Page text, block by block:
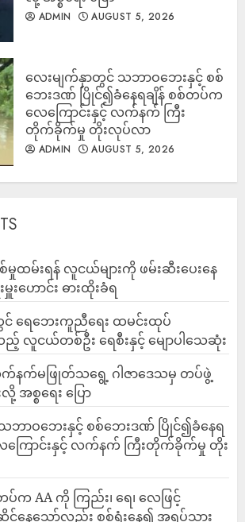
ADMIN AUGUST 5, 2026
‎လေးမျက်နှာတွင် သဘာဝဘေးနှင့် စစ်
ဘေးဒဏ် ပြိုင်၍ခံနေရချိန် စစ်တပ်က
လေကြောင်းနှင့် လက်နက် ကြီး
တိုက်ခိုက်မှု တိုးလုပ်လာ
ADMIN AUGUST 5, 2026
ထမ်းရန် လူငယ်များကို ဖမ်းဆီးပေးနေ
ဟောင်း ဓားထိုးခံရ
င် ရေဘေးကူညီရေး ထမင်းထုပ်
လူငယ်တစ်ဦး ရေစီးနှင့် မျောပါသေဆုံး
နက်မဖြုတ်သရွေ့ ဂါဇာဒေသမှ တပ်ဖွဲ့
စ္စရေး ပြော
ဘာဝဘေးနှင့် စစ်ဘေးဒဏ် ပြိုင်၍ခံနေရ
ကြောင်းနှင့် လက်နက် ကြီးတိုက်ခိုက်မှု တိုး
က AA ကို ကြည်း၊ ရေ၊ လေဖြင့်
င်နေသော်လည်း စစ်ရှုံးနေ၍ အရပ်သား